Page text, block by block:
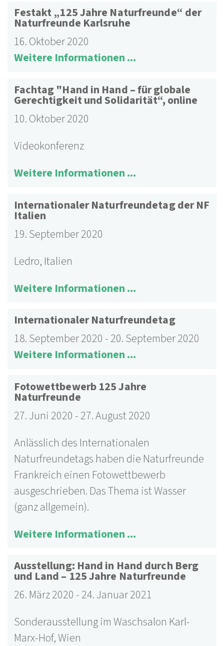
Festakt „125 Jahre Naturfreunde“ der
Naturfreunde Karlsruhe
16. Oktober 2020
Weitere Informationen ...
Fachtag "Hand in Hand – für globale
Gerechtigkeit und Solidarität“, online
10. Oktober 2020
Videokonferenz
Weitere Informationen ...
Internationaler Naturfreundetag der NF
Italien
19. September 2020
Ledro, Italien
Weitere Informationen ...
Internationaler Naturfreundetag
18. September 2020 -20. September 2020
Weitere Informationen ...
Fotowettbewerb 125 Jahre
Naturfreunde
27. Juni 2020 -27. August 2020
Anlässlich des Internationalen
Naturfreundetags haben die Naturfreunde
Frankreich einen Fotowettbewerb
ausgeschrieben. Das Thema ist Wasser
(ganz allgemein).
Weitere Informationen ...
Ausstellung: Hand in Hand durch Berg
und Land – 125 Jahre Naturfreunde
26. März 2020 -24. Januar 2021
Sonderausstellung im Waschsalon Karl-
Marx-Hof, Wien